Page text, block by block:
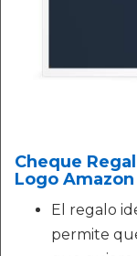
Cheque
Logo
El regalo
permite